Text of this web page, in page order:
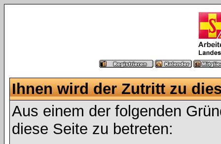
Ihnen wird der Zutritt zu
Aus einem der folgenden
diese Seite zu betreten: